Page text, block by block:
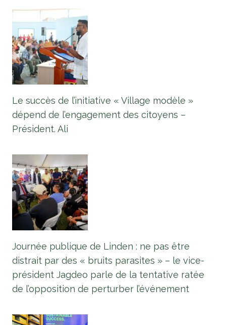
Le succès de l’initiative « Village modèle »
dépend de l’engagement des citoyens –
Président. Ali
Journée publique de Linden : ne pas être
distrait par des « bruits parasites » – le vice-
président Jagdeo parle de la tentative ratée
de l’opposition de perturber l’événement